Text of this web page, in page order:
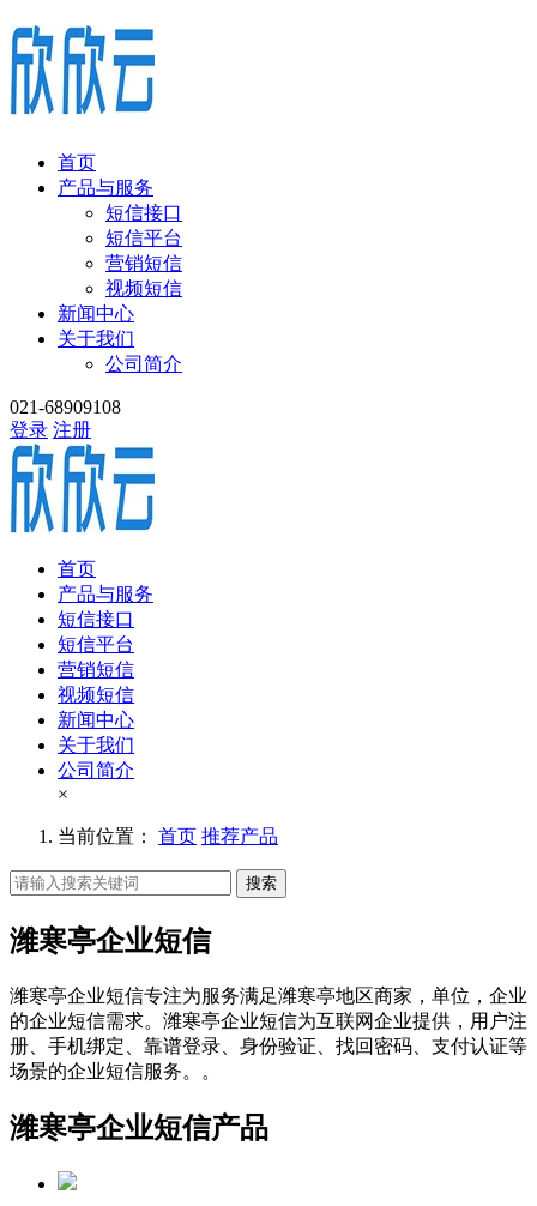
首页
产品与服务
短信接口
短信平台
营销短信
视频短信
新闻中心
关于我们
公司简介
021-68909108
登录 注册
首页
产品与服务
短信接口
短信平台
营销短信
视频短信
新闻中心
关于我们
公司简介
×
当前位置： 首页 推荐产品
搜索
潍寒亭企业短信
潍寒亭企业短信专注为服务满足潍寒亭地区商家，单位，企业
的企业短信需求。潍寒亭企业短信为互联网企业提供，用户注
册、手机绑定、靠谱登录、身份验证、找回密码、支付认证等
场景的企业短信服务。。
潍寒亭企业短信产品